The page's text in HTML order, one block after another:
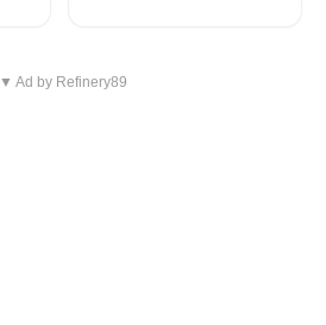
▼ Ad by Refinery89